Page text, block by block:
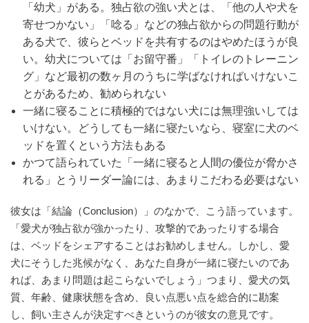
「幼犬」がある。独占欲の強い犬とは、「他の人や犬を
寄せつかない」「唸る」などの独占欲からの問題行動が
ある犬で、彼らとベッドを共有するのはやめたほうが良
い。幼犬については「お留守番」「トイレのトレーニン
グ」など最初の数ヶ月のうちに学ばなければいけないこ
とがあるため、勧められない
一緒に寝ることに積極的ではない犬には無理強いしては
いけない。どうしても一緒に寝たいなら、寝室に犬のベ
ッドを置くという方法もある
かつて語られていた「一緒に寝ると人間の優位が脅かさ
れる」とうリーダー論には、あまりこだわる必要はない
彼女は「結論（Conclusion）」のなかで、こう語っています。
「愛犬が独占欲が強かったり、攻撃的であったりする場合
は、ベッドをシェアすることはお勧めしません。しかし、愛
犬にそうした兆候がなく、あなた自身が一緒に寝たいのであ
れば、あまり問題は起こらないでしょう」つまり、愛犬の気
質、年齢、健康状態を含め、良い点悪い点を総合的に勘案
し、飼い主さんが決定すべきというのが彼女の意見です。